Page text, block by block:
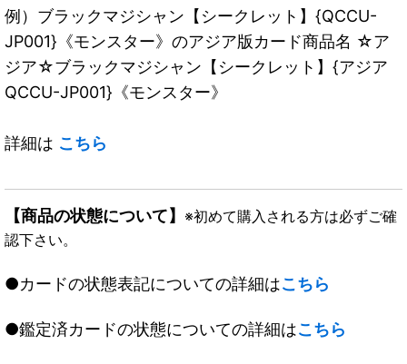
例）ブラックマジシャン【シークレット】{QCCU-
JP001}《モンスター》のアジア版カード商品名 ☆ア
ジア☆ブラックマジシャン【シークレット】{アジア
QCCU-JP001}《モンスター》
詳細は こちら
【商品の状態について】 ※初めて購入される方は必ずご確
認下さい。
●カードの状態表記についての詳細はこちら
●鑑定済カードの状態についての詳細はこちら